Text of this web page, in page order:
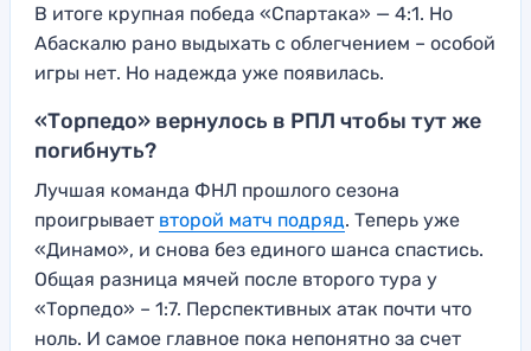
В итоге крупная победа «Спартака» — 4:1. Но
Абаскалю рано выдыхать с облегчением – особой
игры нет. Но надежда уже появилась.
«Торпедо» вернулось в РПЛ чтобы тут же
погибнуть?
Лучшая команда ФНЛ прошлого сезона
проигрывает второй матч подряд. Теперь уже
«Динамо», и снова без единого шанса спастись.
Общая разница мячей после второго тура у
«Торпедо» – 1:7. Перспективных атак почти что
ноль. И самое главное пока непонятно за счет